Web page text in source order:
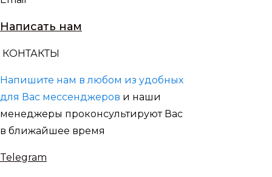
Написать нам
КОНТАКТЫ
Напишите нам в любом из удобных
для Вас мессенджеров и наши
менеджеры проконсультируют Вас
в ближайшее время
Telegram